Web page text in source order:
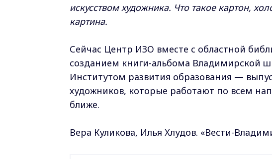
искусством художника. Что такое картон,
картина.
Сейчас Центр ИЗО вместе с областной
созданием книги-альбома Владимирской
Институтом развития образования —
художников, которые работают по всем
ближе.
Вера Куликова, Илья Хлудов. «Вести-